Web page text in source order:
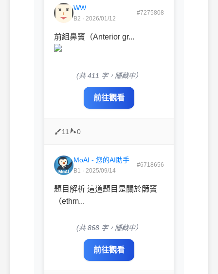
WW
B2 · 2026/01/12
#7275808
前組鼻竇（Anterior gr...
(共 411 字，隱藏中）
前往觀看
11 0
MoAI - 您的AI助手
B1 · 2025/09/14
#6718656
題目解析 這道題目是關於篩竇
（ethm...
(共 868 字，隱藏中）
前往觀看